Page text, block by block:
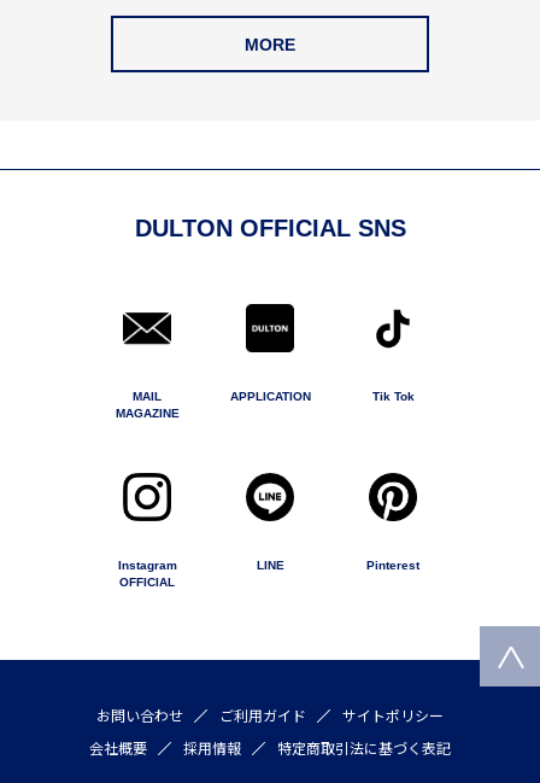
MORE
DULTON OFFICIAL SNS
MAIL
MAGAZINE
APPLICATION Tik Tok
Instagram
OFFICIAL
LINE Pinterest
お問い合わせ ご利用ガイド
サイトポリシー
会社概要
採用情報 特定商取引法に基づく表記